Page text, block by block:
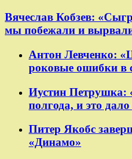
Вячеслав Кобзев:
мы побежали и
Антон Левченко:
роковые ошибки в
Иустин Петрушка:
полгода, и это дало
Питер Якобс
«Динамо»